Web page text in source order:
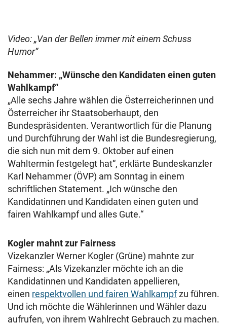
Video: „Van der Bellen immer mit einem Schuss
Humor“
Nehammer: „Wünsche den Kandidaten einen guten
Wahlkampf“
„Alle sechs Jahre wählen die Österreicherinnen und
Österreicher ihr Staatsoberhaupt, den
Bundespräsidenten. Verantwortlich für die Planung
und Durchführung der Wahl ist die Bundesregierung,
die sich nun mit dem 9. Oktober auf einen
Wahltermin festgelegt hat“, erklärte Bundeskanzler
Karl Nehammer (ÖVP) am Sonntag in einem
schriftlichen Statement. „Ich wünsche den
Kandidatinnen und Kandidaten einen guten und
fairen Wahlkampf und alles Gute.“
Kogler mahnt zur Fairness
Vizekanzler Werner Kogler (Grüne) mahnte zur
Fairness: „Als Vizekanzler möchte ich an die
Kandidatinnen und Kandidaten appellieren,
einen respektvollen und fairen Wahlkampfzu führen.
Und ich möchte die Wählerinnen und Wähler dazu
aufrufen, von ihrem Wahlrecht Gebrauch zu machen.